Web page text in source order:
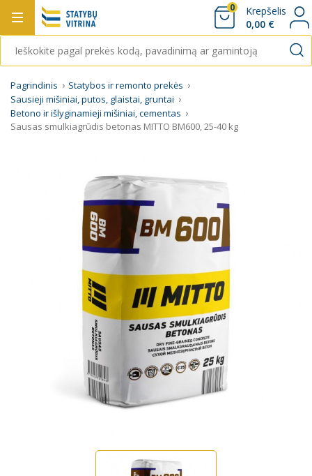
0
Krepšelis
0,00 €
Pagrindinis
Statybos ir remonto prekės
Sausieji mišiniai, putos, glaistai, gruntai
Betono ir išlyginamieji mišiniai, cementas
Sausas smulkiagrūdis betonas MITTO BM600, 25-40 kg